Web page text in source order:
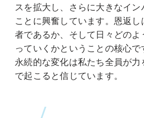
スを拡大し、さらに大きなイン
ことに興奮しています。恩返
者であるか、そして日々どのよ
っていくかということの核心で
永続的な変化は私たち全員が力
で起こると信じています。